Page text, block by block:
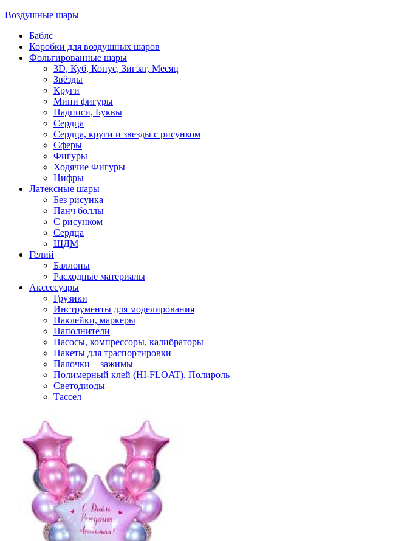
Воздушные шары
Баблс
Коробки для воздушных шаров
Фольгированные шары
3D, Куб, Конус, Зигзаг, Месяц
Звёзды
Круги
Мини фигуры
Надписи, Буквы
Сердца
Сердца, круги и звезды с рисунком
Сферы
Фигуры
Ходячие Фигуры
Цифры
Латексные шары
Без рисунка
Панч боллы
С рисунком
Сердца
ШДМ
Гелий
Баллоны
Расходные материалы
Аксессуары
Грузики
Инструменты для моделирования
Наклейки, маркеры
Наполнители
Насосы, компрессоры, калибраторы
Пакеты для траспортировки
Палочки + зажимы
Полимерный клей (HI-FLOAT), Полироль
Светодиоды
Тассел